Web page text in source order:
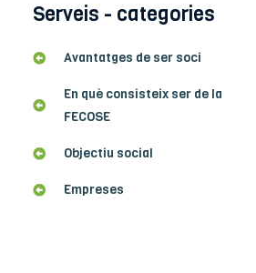
Serveis - categories
Avantatges de ser soci
En què consisteix ser de la
FECOSE
Objectiu social
Empreses